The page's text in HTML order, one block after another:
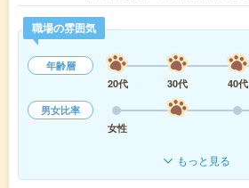
職場の雰囲気
年齢層
20代
30代 40代
男女比率
女性
もっと見る